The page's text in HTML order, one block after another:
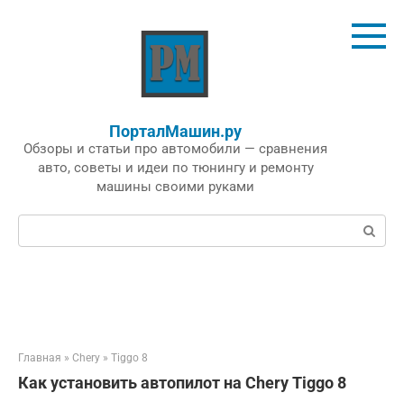
ПорталМашин.ру
Обзоры и статьи про автомобили — сравнения
авто, советы и идеи по тюнингу и ремонту
машины своими руками
Поиск:
Главная » Chery » Tiggo 8
Как установить автопилот на Chery Tiggo 8